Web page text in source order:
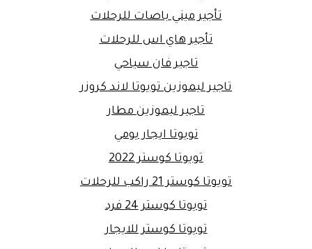
تأجير ميني باصات للرحلات
تأجير هاي اس للرحلات
تاجير فان سياحي
تاجير ليموزين تويوتا لاند كروزر
تاجير ليموزين مطار
تويوتا ايجار يومي
تويوتا كوستر 2022
تويوتا كوستر 21 راكب للرحلات
تويوتا كوستر 24 فرد
تويوتا كوستر للايجار